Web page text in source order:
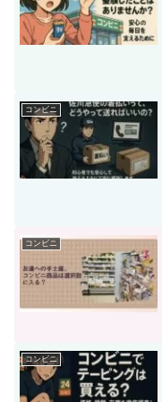
コンビニ
コンビニ
コンビニ